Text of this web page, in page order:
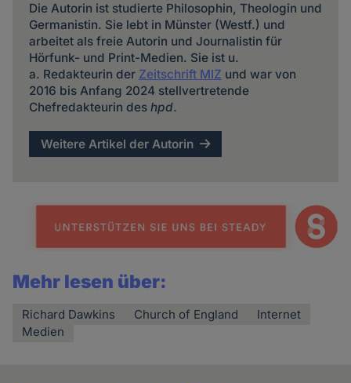
Die Autorin ist studierte Philosophin, Theologin und
Germanistin. Sie lebt in Münster (Westf.) und
arbeitet als freie Autorin und Journalistin für
Hörfunk- und Print-Medien. Sie ist u.
a. Redakteurin der Zeitschrift MIZ und war von
2016 bis Anfang 2024 stellvertretende
Chefredakteurin des hpd.
Weitere Artikel der Autorin
Mehr lesen über:
Richard Dawkins Church of England
Internet
Medien